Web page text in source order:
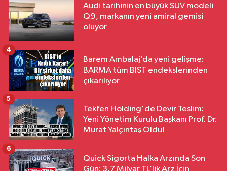
Audi tarihinin en büyük SUV modeli
Q9, markanın yeni amiral gemisi
oluyor
Barem Ambalaj’da yeni gelişme:
BARMA tüm BIST endekslerinden
çıkarılıyor
4
Tekfen Holding'de Devir Teslim:
Yeni Yönetim Kurulu Başkanı Prof. Dr.
Murat Yalçıntaş Oldu!
5
Quick Sigorta Halka Arzında Son
Gün: 3,7 Milyar TL’lik Arz İçin
6